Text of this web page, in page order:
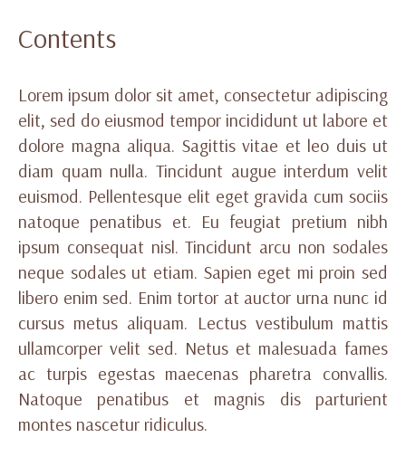
Contents
Lorem ipsum dolor sit amet, consectetur adipiscing
elit, sed do eiusmod tempor incididunt ut labore et
dolore magna aliqua. Sagittis vitae et leo duis ut
diam quam nulla. Tincidunt augue interdum velit
euismod. Pellentesque elit eget gravida cum sociis
natoque penatibus et. Eu feugiat pretium nibh
ipsum consequat nisl. Tincidunt arcu non sodales
neque sodales ut etiam. Sapien eget mi proin sed
libero enim sed. Enim tortor at auctor urna nunc id
cursus metus aliquam. Lectus vestibulum mattis
ullamcorper velit sed. Netus et malesuada fames
ac turpis egestas maecenas pharetra convallis.
Natoque penatibus et magnis dis parturient
montes nascetur ridiculus.